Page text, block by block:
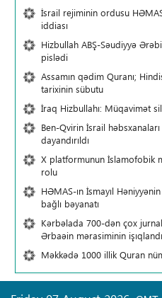
İsrail rejiminin ordusu
iddiası
Hizbullah ABŞ-Səudiyyə
pislədi
Assamın qədim Quranı;
tarixinin sübutu
İraq Hizbullahı: Müqavimət
Ben-Qvirin İsrail
dayandırıldı
X platformunun İslamofobik
rolu
HƏMAS-ın İsmayıl
bağlı bəyanatı
Kərbəlada 700-dən çox
Ərbaəin mərasiminin
Məkkədə 1000 illik Quran